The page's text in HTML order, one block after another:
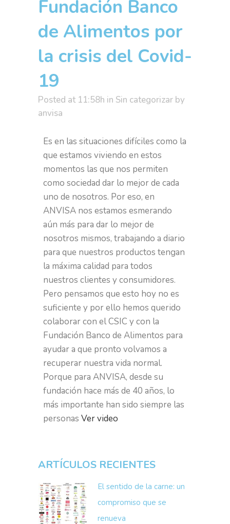
Fundación Banco
de Alimentos por
la crisis del Covid-
19
Posted at 11:58h in Sin categorizar by
anvisa
Es en las situaciones difíciles como la
que estamos viviendo en estos
momentos las que nos permiten
como sociedad dar lo mejor de cada
uno de nosotros. Por eso, en
ANVISA nos estamos esmerando
aún más para dar lo mejor de
nosotros mismos, trabajando a diario
para que nuestros productos tengan
la máxima calidad para todos
nuestros clientes y consumidores.
Pero pensamos que esto hoy no es
suficiente y por ello hemos querido
colaborar con el CSIC y con la
Fundación Banco de Alimentos para
ayudar a que pronto volvamos a
recuperar nuestra vida normal.
Porque para ANVISA, desde su
fundación hace más de 40 años, lo
más importante han sido siempre las
personas Ver video
ARTÍCULOS RECIENTES
El sentido de la carne: un
compromiso que se
renueva